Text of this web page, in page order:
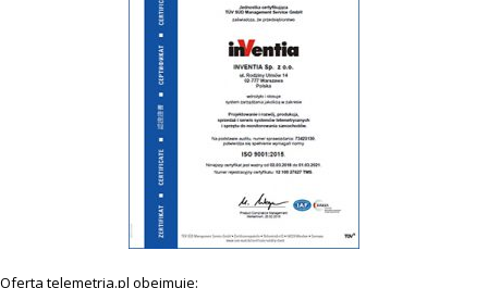
Oferta telemetria.pl obejmuje: